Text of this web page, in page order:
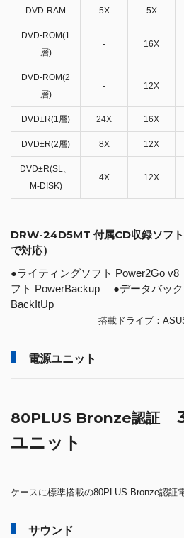
DVD-RAM 5X 5X
DVD-ROM(1
層)
- 16X
DVD-ROM(2
層)
- 12X
DVD±R(1層) 24X 16X
DVD±R(2層) 8X 12X
DVD±R(SL、
M-DISK)
4X 12X
DRW-24D5MT 付属CD収録ソフ
で対応）
●ライティングソフト Power2Go
フト PowerBackup ●データバック
BackItUp
搭載ドライブ：
電源ユニット
80PLUS Bronze認証
ユニット
ケースに標準搭載の80PLUS Bronze認証
サウンド